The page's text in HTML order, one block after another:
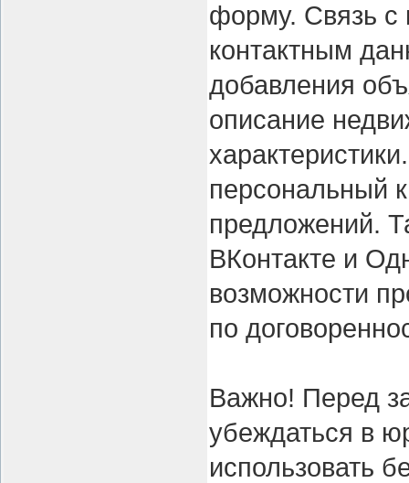
форму. Связь с
контактным
добавления
описание
персональный
предложений.
ВКонтакте и
возможности
по
Важно! Перед
убеждаться в
использовать